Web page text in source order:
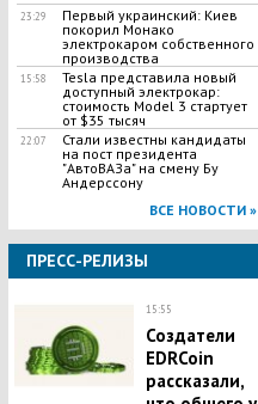
23:29
Первый украинский: Киев
покорил Монако
электрокаром собственного
производства
15:58
Tesla представила новый
доступный электрокар:
стоимость Model 3 стартует
от $35 тысяч
22:07
Стали известны кандидаты
на пост президента
"АвтоВАЗа" на смену Бу
Андерссону
ВСЕ НОВОСТИ »
ПРЕСС-РЕЛИЗЫ
15:55
Создатели
EDRCoin
рассказали,